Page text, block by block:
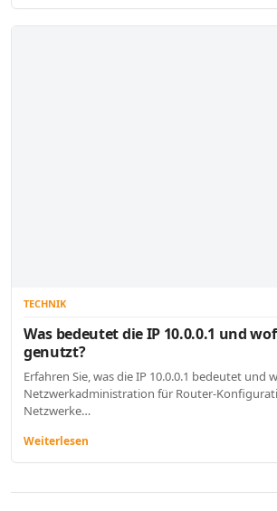
TECHNIK
Was bedeutet die IP 10.0.0.1 und
genutzt?
Erfahren Sie, was die IP 10.0.0.1 bedeutet und
Netzwerkadministration für Router-
Netzwerke…
Weiterlesen